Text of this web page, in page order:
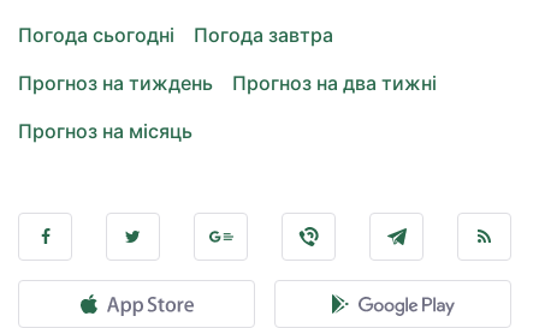
Погода сьогодні
Погода завтра
Прогноз на тиждень
Прогноз на два тижні
Прогноз на місяць